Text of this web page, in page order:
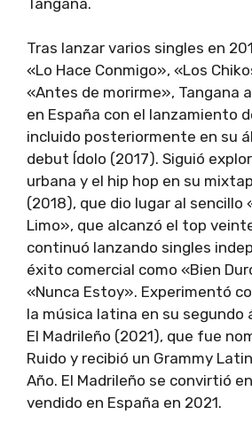
Tras lanzar varios singles en
«Lo Hace Conmigo», «Los
«Antes de morirme», Tangana
en España con el lanzamiento
incluido posteriormente en su
debut Ídolo (2017). Siguió
urbana y el hip hop en su
(2018), que dio lugar al sencillo
Limo», que alcanzó el top
continuó lanzando singles
éxito comercial como «Bien
«Nunca Estoy». Experimentó
la música latina en su segundo
El Madrileño (2021), que fue
Ruido y recibió un Grammy
Año. El Madrileño se convirtió
vendido en España en 2021.